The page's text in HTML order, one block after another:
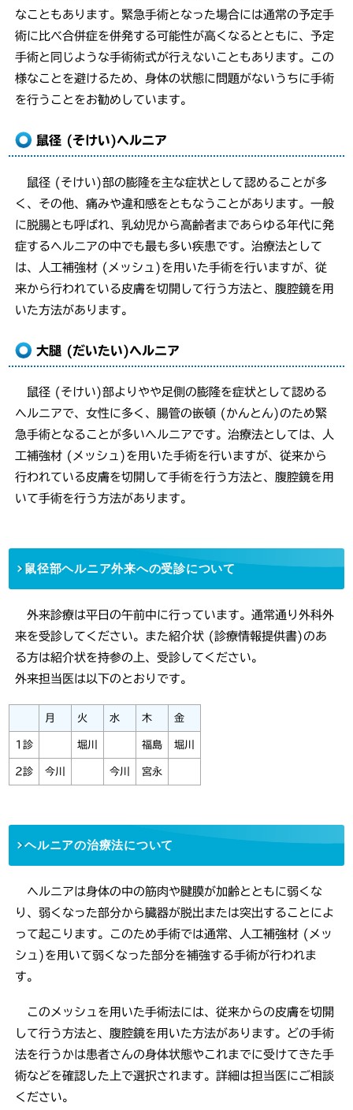
なこともあります。緊急手術となった場合には通常の予定手
術に比べ合併症を併発する可能性が高くなるとともに、予定
手術と同じような手術術式が行えないこともあります。この
様なことを避けるため、身体の状態に問題がないうちに手術
を行うことをお勧めしています。
鼠径 (そけい)ヘルニア
鼠径 (そけい)部の膨隆を主な症状として認めることが多
く、その他、痛みや違和感をともなうことがあります。一般
に脱腸とも呼ばれ、乳幼児から高齢者まであらゆる年代に発
症するヘルニアの中でも最も多い疾患です。治療法として
は、人工補強材 (メッシュ)を用いた手術を行いますが、従
来から行われている皮膚を切開して行う方法と、腹腔鏡を用
いた方法があります。
大腿 (だいたい)ヘルニア
鼠径 (そけい)部よりやや足側の膨隆を症状として認める
ヘルニアで、女性に多く、腸管の嵌頓 (かんとん)のため緊
急手術となることが多いヘルニアです。治療法としては、人
工補強材 (メッシュ)を用いた手術を行いますが、従来から
行われている皮膚を切開して手術を行う方法と、腹腔鏡を用
いて手術を行う方法があります。
鼠径部ヘルニア外来への受診について
外来診療は平日の午前中に行っています。通常通り外科外
来を受診してください。また紹介状 (診療情報提供書)のあ
る方は紹介状を持参の上、受診してください。
外来担当医は以下のとおりです。
月 火 水 木 金
1診 堀川 福島 堀川
2診 今川 今川 宮永
ヘルニアの治療法について
ヘルニアは身体の中の筋肉や腱膜が加齢とともに弱くな
り、弱くなった部分から臓器が脱出または突出することによ
って起こります。このため手術では通常、人工補強材 (メッ
シュ)を用いて弱くなった部分を補強する手術が行われま
す。
このメッシュを用いた手術法には、従来からの皮膚を切開
して行う方法と、腹腔鏡を用いた方法があります。どの手術
法を行うかは患者さんの身体状態やこれまでに受けてきた手
術などを確認した上で選択されます。詳細は担当医にご相談
ください。